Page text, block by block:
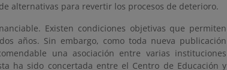
alternativas para revertir los procesos de deterioro.
Existen condiciones objetivas que permiten
años. Sin embargo, como toda nueva publicación
una asociación entre varias instituciones
ha sido concertada entre el Centro de Educación y